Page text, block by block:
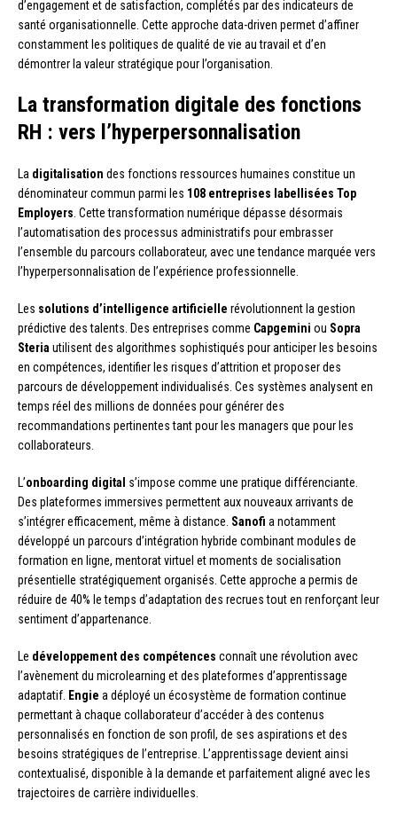
d’engagement et de satisfaction, complétés par des indicateurs de
santé organisationnelle. Cette approche data-driven permet d’affiner
constamment les politiques de qualité de vie au travail et d’en
démontrer la valeur stratégique pour l’organisation.
La transformation digitale des fonctions
RH : vers l’hyperpersonnalisation
La digitalisation des fonctions ressources humaines constitue un
dénominateur commun parmi les 108 entreprises labellisées Top
Employers . Cette transformation numérique dépasse désormais
l’automatisation des processus administratifs pour embrasser
l’ensemble du parcours collaborateur, avec une tendance marquée vers
l’hyperpersonnalisation de l’expérience professionnelle.
Les solutions d’intelligence artificielle révolutionnent la gestion
prédictive des talents. Des entreprises comme Capgemini ou Sopra
Steria utilisent des algorithmes sophistiqués pour anticiper les besoins
en compétences, identifier les risques d’attrition et proposer des
parcours de développement individualisés. Ces systèmes analysent en
temps réel des millions de données pour générer des
recommandations pertinentes tant pour les managers que pour les
collaborateurs.
L’onboarding digital s’impose comme une pratique différenciante.
Des plateformes immersives permettent aux nouveaux arrivants de
s’intégrer efficacement, même à distance. Sanofi a notamment
développé un parcours d’intégration hybride combinant modules de
formation en ligne, mentorat virtuel et moments de socialisation
présentielle stratégiquement organisés. Cette approche a permis de
réduire de 40% le temps d’adaptation des recrues tout en renforçant leur
sentiment d’appartenance.
Le développement des compétences connaît une révolution avec
l’avènement du microlearning et des plateformes d’apprentissage
adaptatif. Engie a déployé un écosystème de formation continue
permettant à chaque collaborateur d’accéder à des contenus
personnalisés en fonction de son profil, de ses aspirations et des
besoins stratégiques de l’entreprise. L’apprentissage devient ainsi
contextualisé, disponible à la demande et parfaitement aligné avec les
trajectoires de carrière individuelles.